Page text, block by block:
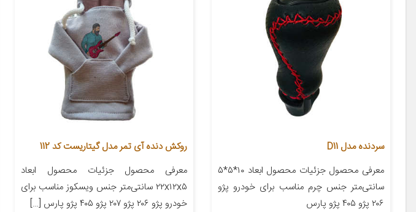
سردنده مدل D11
معرفی محصول جزئیات محصول ابعاد ۱۰*۵*۵
سانتی‌متر جنس چرم مناسب برای خودرو پژو
۲۰۶ پژو ۴۰۵ پژو پارس
روکش دنده آی تمر مدل گیتاریست کد 112
معرفی محصول جزئیات محصول ابعاد
۲۲x۱۲x۵ سانتی‌متر جنس ویسکوز مناسب برای
خودرو پژو ۲۰۶ پژو ۲۰۷ پژو ۴۰۵ پژو پارس […]